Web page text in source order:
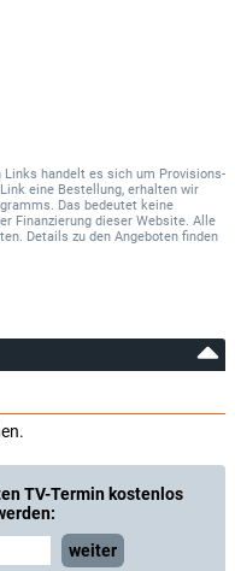
handelt es sich um Provisions-
eine Bestellung, erhalten wir
Das bedeutet keine
Finanzierung dieser Website. Alle
Details zu den Angeboten finden
TV-Termin kostenlos
weiter